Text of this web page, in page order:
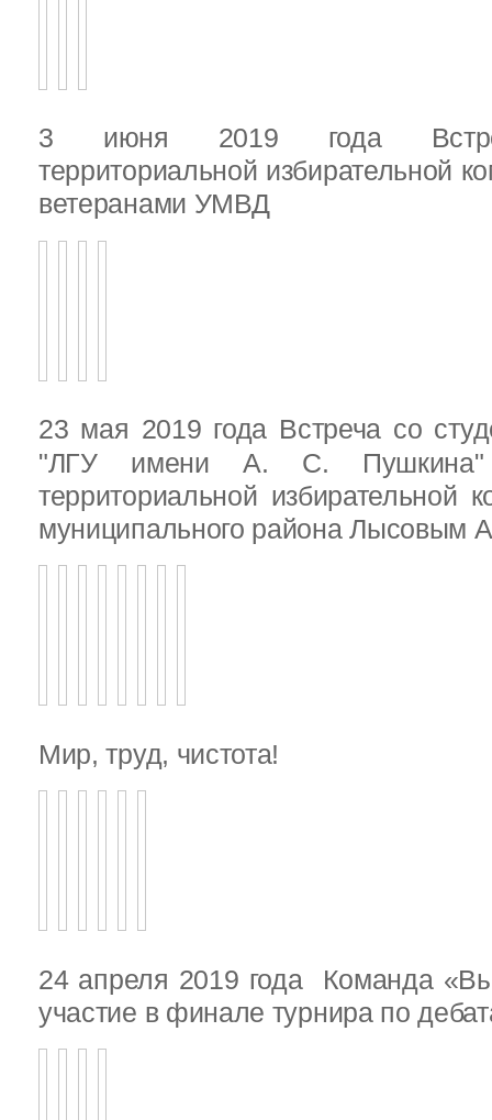
3 июня 2019 года
территориальной избирательной
ветеранами УМВД
23 мая 2019 года Встреча со
"ЛГУ имени А. С. Пушкина"
территориальной избирательной
муниципального района Лысовым
Мир, труд, чистота!
24 апреля 2019 года Команда
участие в финале турнира по